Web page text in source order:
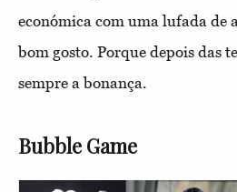
económica com uma lufada de
bom gosto. Porque depois das
sempre a bonança.
Bubble Game